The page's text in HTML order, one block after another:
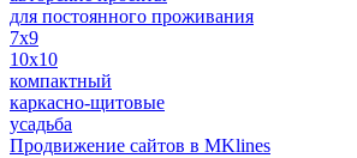
для постоянного проживания
7x9
10х10
компактный
каркасно-щитовые
усадьба
Продвижение сайтов в MKlines